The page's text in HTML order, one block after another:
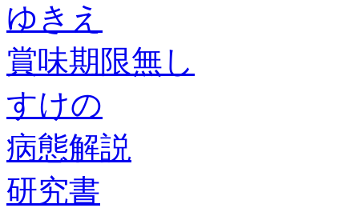
ゆきえ
賞味期限無し
すけの
病態解説
研究書